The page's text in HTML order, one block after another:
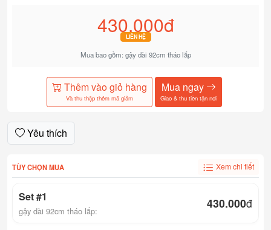
430.000đ
LIÊN HỆ
Mua bao gồm: gậy dài 92cm tháo lắp
Thêm vào giỏ hàng
Và thu thập thêm mã giảm
Mua ngay
Giao & thu tiền tận nơi
Yêu thích
TÙY CHỌN MUA Xem chi tiết
Set #1
gậy dài 92cm tháo lắp:
430.000đ